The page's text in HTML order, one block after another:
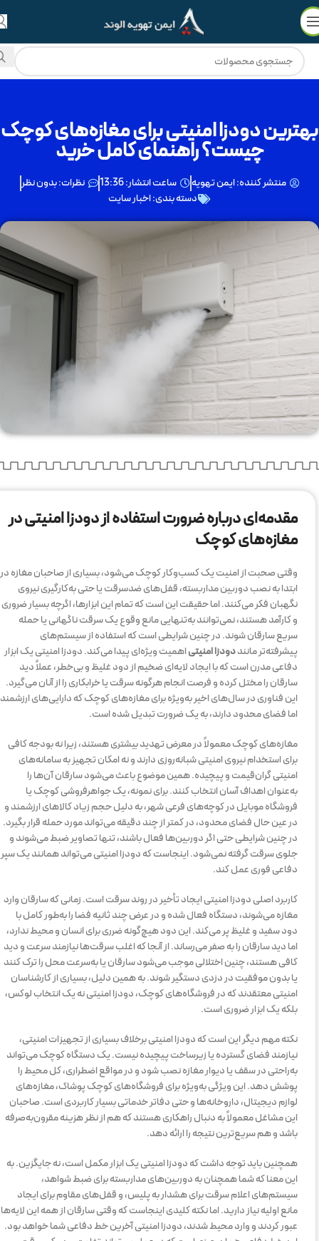
بهترین دودزا امنیتی برای مغازه‌های کوچک
چیست؟ راهنمای کامل خرید
منتشر کننده:ایمن تهویه ساعت انتشار:13:36 نظرات:بدون نظر
دسته بندی:اخبار سایت
مقدمه‌ای درباره ضرورت استفاده از دودزا امنیتی در
مغازه‌های کوچک
وقتی صحبت از امنیت یک کسب‌وکار کوچک می‌شود، بسیاری از صاحبان مغازه در
ابتدا به نصب دوربین مداربسته، قفل‌های ضدسرقت یا حتی به‌کارگیری نیروی
نگهبان فکر می‌کنند. اما حقیقت این است که تمام این ابزارها، اگرچه بسیار ضروری
و کارآمد هستند، نمی‌توانند به‌تنهایی مانع وقوع یک سرقت ناگهانی یا حمله
سریع سارقان شوند. در چنین شرایطی است که استفاده از سیستم‌های
پیشرفته‌تر ماننددودزا امنیتیاهمیت ویژه‌ای پیدا می‌کند. دودزا امنیتی یک ابزار
دفاعی مدرن است که با ایجاد لایه‌ای ضخیم از دود غلیظ و بی‌خطر، عملاً دید
سارقان را مختل کرده و فرصت انجام هرگونه سرقت یا خرابکاری را از آنان می‌گیرد.
این فناوری در سال‌های اخیر به‌ویژه برای مغازه‌های کوچک که دارایی‌های ارزشمند
اما فضای محدود دارند، به یک ضرورت تبدیل شده است.
مغازه‌های کوچک معمولاً در معرض تهدید بیشتری هستند، زیرا نه بودجه کافی
برای استخدام نیروی امنیتی شبانه‌روزی دارند و نه امکان تجهیز به سامانه‌های
امنیتی گران‌قیمت و پیچیده. همین موضوع باعث می‌شود سارقان آن‌ها را
به‌عنوان اهداف آسان انتخاب کنند. برای نمونه، یک جواهرفروشی کوچک یا
فروشگاه موبایل در کوچه‌های فرعی شهر، به دلیل حجم زیاد کالاهای ارزشمند و
در عین حال فضای محدود، در کمتر از چند دقیقه می‌تواند مورد حمله قرار بگیرد.
در چنین شرایطی حتی اگر دوربین‌ها فعال باشند، تنها تصاویر ضبط می‌شوند و
جلوی سرقت گرفته نمی‌شود. اینجاست که دودزا امنیتی می‌تواند همانند یک سپر
دفاعی فوری عمل کند.
کاربرد اصلی دودزا امنیتی ایجاد تأخیر در روند سرقت است. زمانی که سارقان وارد
مغازه می‌شوند، دستگاه فعال شده و در عرض چند ثانیه فضا را به‌طور کامل با
دود سفید و غلیظ پر می‌کند. این دود هیچ‌گونه ضرری برای انسان و محیط ندارد،
اما دید سارقان را به صفر می‌رساند. از آنجا که اغلب سرقت‌ها نیازمند سرعت و دید
کافی هستند، چنین اختلالی موجب می‌شود سارقان یا به‌سرعت محل را ترک کنند
یا بدون موفقیت در دزدی دستگیر شوند. به همین دلیل، بسیاری از کارشناسان
امنیتی معتقدند که در فروشگاه‌های کوچک، دودزا امنیتی نه یک انتخاب لوکس،
بلکه یک ابزار ضروری است.
نکته مهم دیگر این است که دودزا امنیتی برخلاف بسیاری از تجهیزات امنیتی،
نیازمند فضای گسترده یا زیرساخت پیچیده نیست. یک دستگاه کوچک می‌تواند
به‌راحتی در سقف یا دیوار مغازه نصب شود و در مواقع اضطراری، کل محیط را
پوشش دهد. این ویژگی به‌ویژه برای فروشگاه‌های کوچک پوشاک، مغازه‌های
لوازم دیجیتال، داروخانه‌ها و حتی دفاتر خدماتی بسیار کاربردی است. صاحبان
این مشاغل معمولاً به دنبال راهکاری هستند که هم از نظر هزینه مقرون‌به‌صرفه
باشد و هم سریع‌ترین نتیجه را ارائه دهد.
همچنین باید توجه داشت که دودزا امنیتی یک ابزار مکمل است، نه جایگزین. به
این معنا که شما همچنان به دوربین‌های مداربسته برای ضبط شواهد،
سیستم‌های اعلام سرقت برای هشدار به پلیس، و قفل‌های مقاوم برای ایجاد
مانع اولیه نیاز دارید. اما نکته کلیدی اینجاست که وقتی سارقان از همه این لایه‌ها
عبور کردند و وارد محیط شدند، دودزا امنیتی آخرین خط دفاعی شما خواهد بود.
🔥فروش ویژه با